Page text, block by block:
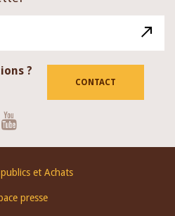
?
CONTACT
et Achats
presse